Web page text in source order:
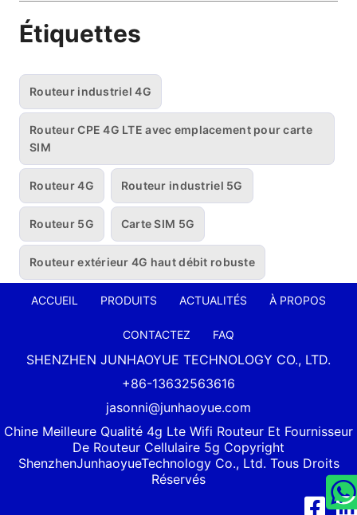
Étiquettes
Routeur industriel 4G
Routeur CPE 4G LTE avec emplacement pour carte
SIM
Routeur 4G Routeur industriel 5G
Routeur 5G Carte SIM 5G
Routeur extérieur 4G haut débit robuste
ACCUEIL PRODUITS ACTUALITÉS À PROPOS
CONTACTEZ FAQ
SHENZHEN JUNHAOYUE TECHNOLOGY CO., LTD.
+86-13632563616
jasonni@junhaoyue.com
Chine Meilleure Qualité 4g Lte Wifi Routeur Et Fournisseur
De Routeur Cellulaire 5g Copyright
ShenzhenJunhaoyueTechnology Co., Ltd. Tous Droits
Réservés
Facebook